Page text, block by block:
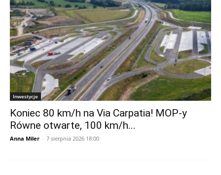
Inwestycje
Koniec 80 km/h na Via Carpatia! MOP-y
Równe otwarte, 100 km/h...
Anna Miler - 7 sierpnia 2026 18:00